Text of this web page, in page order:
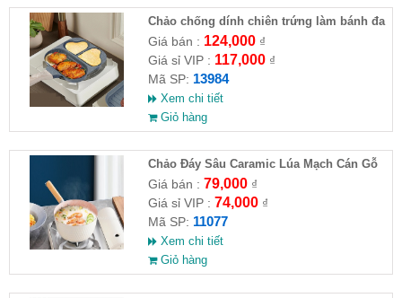
Chảo chống dính chiên trứng làm bánh đa
năng 3 ngăn
Giá bán : 124,000₫
Giá sỉ VIP : 117,000₫
Mã SP: 13984
Xem chi tiết
Giỏ hàng
Chảo Đáy Sâu Caramic Lúa Mạch Cán Gỗ
Giá bán : 79,000₫
Giá sỉ VIP : 74,000₫
Mã SP: 11077
Xem chi tiết
Giỏ hàng